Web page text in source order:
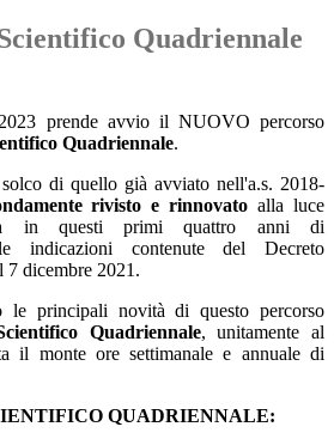
Quadriennale
prende avvio il NUOVO percorso
Quadriennale.
di quello già avviato nell'a.s. 2018-
rivisto e rinnovato alla luce
in questi primi quattro anni di
indicazioni contenute del Decreto
7 dicembre 2021.
le principali novità di questo percorso
Quadriennale, unitamente al
il monte ore settimanale e annuale di
QUADRIENNALE: